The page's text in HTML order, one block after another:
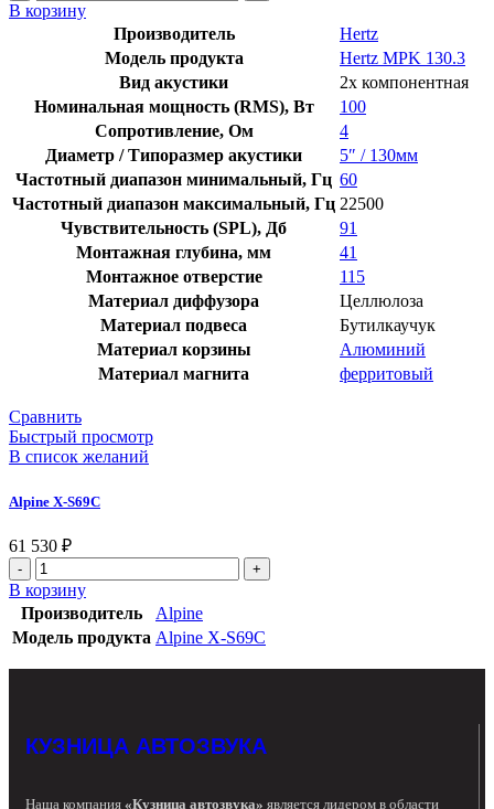
В корзину
Производитель
Hertz
Модель продукта
Hertz MPK 130.3
Вид акустики
2х компонентная
Номинальная мощность (RMS), Вт
100
Сопротивление, Ом
4
Диаметр / Типоразмер акустики
5″ / 130мм
Частотный диапазон минимальный, Гц 60
Частотный диапазон максимальный, Гц 22500
Чувствительность (SPL), Дб
91
Монтажная глубина, мм
41
Монтажное отверстие
115
Материал диффузора
Целлюлоза
Материал подвеса
Бутилкаучук
Материал корзины
Алюминий
Материал магнита
ферритовый
Сравнить
Быстрый просмотр
В список желаний
Alpine X-S69C
61 530 ₽
В корзину
Производитель
Alpine
Модель продукта Alpine X-S69C
КУЗНИЦА АВТОЗВУКА
Наша компания «Кузница автозвука» является лидером в области